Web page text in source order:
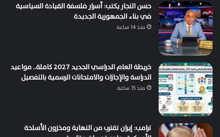
حسن النجار يكتب: أسرار فلسفة القيادة السياسية
في بناء الجمهورية الجديدة
منذ 14 ساعة
خريطة العام الدراسي الجديد 2027 كاملة.. مواعيد
الدراسة والإجازات والامتحانات الرسمية بالتفصيل
منذ 15 ساعة
ترامب: إيران تقترب من النهاية ومخزون الأسلحة